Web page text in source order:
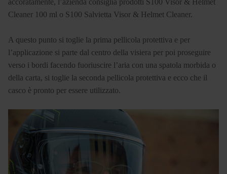
accoratamente, l’azienda consiglia prodotti S100 Visor & Helmet
Cleaner 100 ml o S100 Salvietta Visor & Helmet Cleaner.
A questo punto si toglie la prima pellicola protettiva e per
l’applicazione si parte dal centro della visiera per poi proseguire
verso i bordi facendo fuoriuscire l’aria con una spatola morbida o
della carta, si toglie la seconda pellicola protettiva e ecco che il
casco è pronto per essere utilizzato.